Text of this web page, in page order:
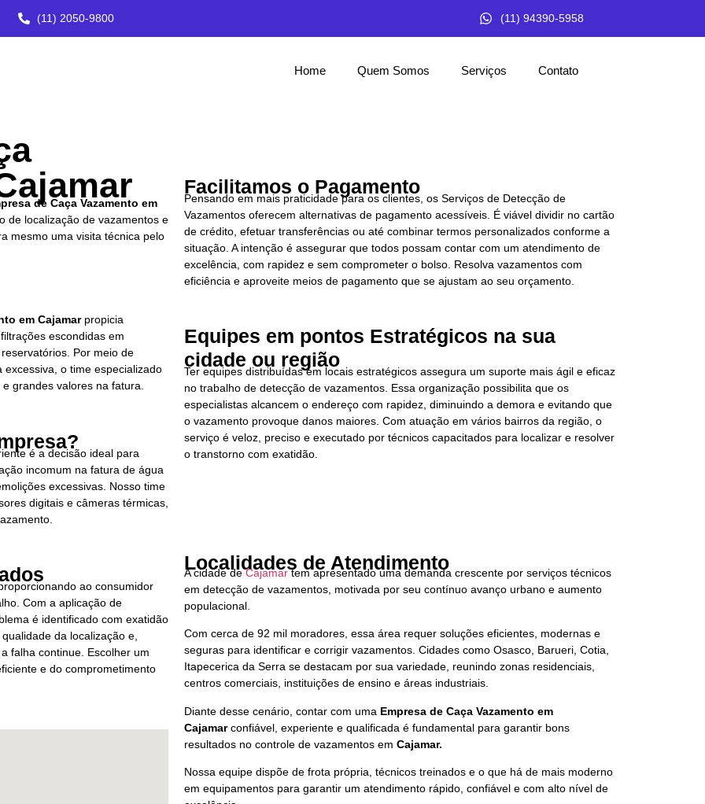
(11) 2050-9800 (11) 94390-5958
Home Quem Somos Serviços Contato
de Caça Vazamento em
de localização de vazamentos e
mesmo uma visita técnica pelo
em Cajamarpropicia
escondidas em
Por meio de
o time especializado
grandes valores na fatura.
é a decisão ideal para
incomum na fatura de água
excessivas. Nosso time
digitais e câmeras térmicas,
ao consumidor
Com a aplicação de
é identificado com exatidão
da localização e,
falha continue. Escolher um
e do comprometimento
Facilitamos o Pagamento
Pensando em mais praticidade para os clientes, os Serviços de Detecção de
Vazamentos oferecem alternativas de pagamento acessíveis. É viável dividir no cartão
de crédito, efetuar transferências ou até combinar termos personalizados conforme a
situação. A intenção é assegurar que todos possam contar com um atendimento de
excelência, com rapidez e sem comprometer o bolso. Resolva vazamentos com
eficiência e aproveite meios de pagamento que se ajustam ao seu orçamento.
Equipes em pontos Estratégicos na sua
cidade ou região
Ter equipes distribuídas em locais estratégicos assegura um suporte mais ágil e eficaz
no trabalho de detecção de vazamentos. Essa organização possibilita que os
especialistas alcancem o endereço com rapidez, diminuindo a demora e evitando que
o vazamento provoque danos maiores. Com atuação em vários bairros da região, o
serviço é veloz, preciso e executado por técnicos capacitados para localizar e resolver
o transtorno com exatidão.
Localidades de Atendimento
A cidade deCajamartem apresentado uma demanda crescente por serviços técnicos
em detecção de vazamentos, motivada por seu contínuo avanço urbano e aumento
populacional.
Com cerca de 92 mil moradores, essa área requer soluções eficientes, modernas e
seguras para identificar e corrigir vazamentos. Cidades como Osasco, Barueri, Cotia,
Itapecerica da Serra se destacam por sua variedade, reunindo zonas residenciais,
centros comerciais, instituições de ensino e áreas industriais.
Diante desse cenário, contar com uma Empresa de Caça Vazamento em
Cajamarconfiável, experiente e qualificada é fundamental para garantir bons
resultados no controle de vazamentos em Cajamar.
Nossa equipe dispõe de frota própria, técnicos treinados e o que há de mais moderno
em equipamentos para garantir um atendimento rápido, confiável e com alto nível de